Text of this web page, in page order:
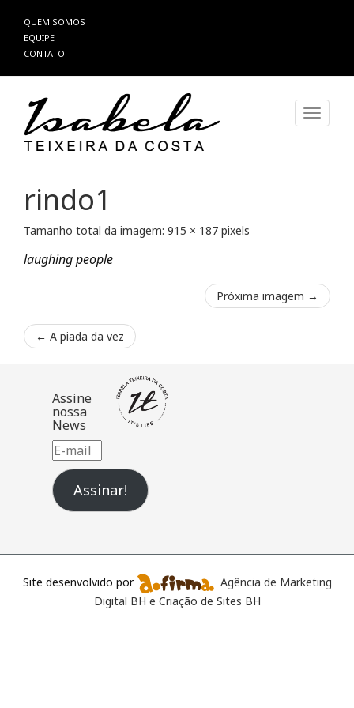
Pular
para
o
QUEM SOMOS
EQUIPE
CONTATO
rindo1
Tamanho total da imagem: 915 × 187 pixels
laughing people
Próxima imagem →
← A piada da vez
Assine
nossa
News
E-
mail
Assinar!
Site desenvolvido por
Agência de Marketing
Digital BH e Criação de Sites BH